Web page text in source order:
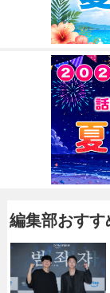
編集部おすす